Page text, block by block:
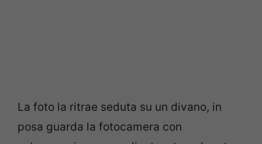
La foto la ritrae seduta su un divano, in
posa guarda la fotocamera con